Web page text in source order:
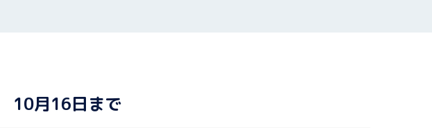
10月16日まで